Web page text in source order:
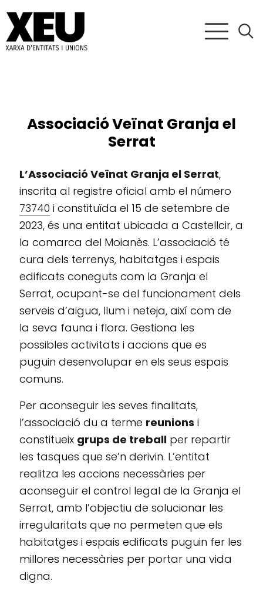
Associació Veïnat Granja el
Serrat
L’Associació Veïnat Granja el Serrat,
inscrita al registre oficial amb el número
73740 i constituïda el 15 de setembre de
2023, és una entitat ubicada a Castellcir, a
la comarca del Moianès. L’associació té
cura dels terrenys, habitatges i espais
edificats coneguts com la Granja el
Serrat, ocupant-se del funcionament dels
serveis d’aigua, llum i neteja, així com de
la seva fauna i flora. Gestiona les
possibles activitats i accions que es
puguin desenvolupar en els seus espais
comuns.
Per aconseguir les seves finalitats,
l’associació du a terme reunions i
constitueix grups de treball per repartir
les tasques que se’n derivin. L’entitat
realitza les accions necessàries per
aconseguir el control legal de la Granja el
Serrat, amb l’objectiu de solucionar les
irregularitats que no permeten que els
habitatges i espais edificats puguin fer les
millores necessàries per portar una vida
digna.